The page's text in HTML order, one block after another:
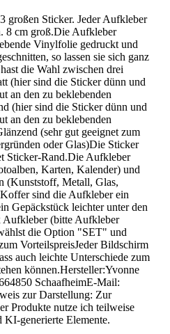
Pumps großer Sticker
Motive zur Auswahl in Weiß
großen Sticker. Jeder Aufkleber
8 cm groß.Die Aufkleber
Vinylfolie gedruckt und
so lassen sie sich ganz
die Wahl zwischen drei
(hier sind die Sticker dünn und
an den zu beklebenden
(hier sind die Sticker dünn und
an den zu beklebenden
(sehr gut geeignet zum
oder Glas)Die Sticker
Sticker-Rand.Die Aufkleber
Karten, Kalender) und
(Kunststoff, Metall, Glas,
sind die Aufkleber ein
Gepäckstück leichter unter den
(bitte Aufkleber
die Option "SET" und
VorteilspreisJeder Bildschirm
auch leichte Unterschiede zum
können.Hersteller:Yvonne
SchaafheimE-Mail:
zur Darstellung: Zur